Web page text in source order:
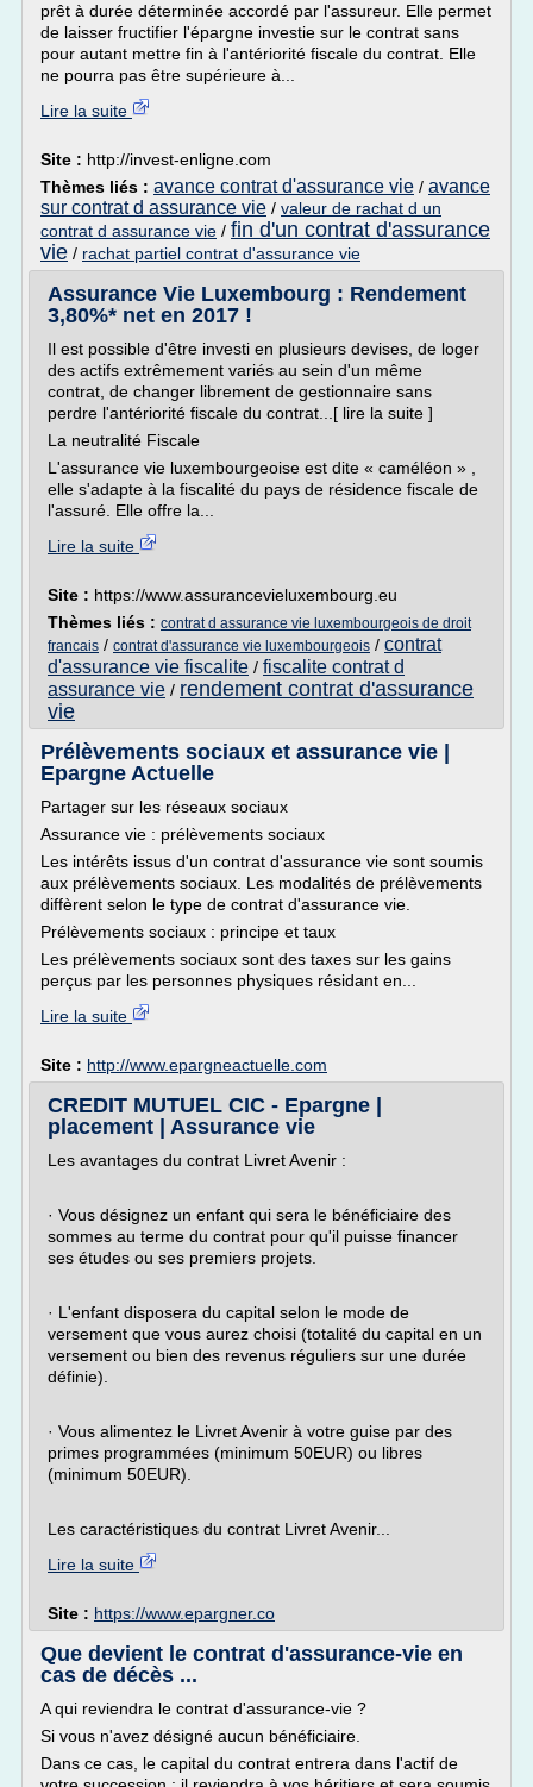
prêt à durée déterminée accordé par l'assureur. Elle permet
de laisser fructifier l'épargne investie sur le contrat sans
pour autant mettre fin à l'antériorité fiscale du contrat. Elle
ne pourra pas être supérieure à...
Lire la suite
Site : http://invest-enligne.com
Thèmes liés : avance contrat d'assurance vie / avance
sur contrat d assurance vie / valeur de rachat d un
contrat d assurance vie / fin d'un contrat d'assurance
vie / rachat partiel contrat d'assurance vie
Assurance Vie Luxembourg : Rendement
3,80%* net en 2017 !
Il est possible d'être investi en plusieurs devises, de loger
des actifs extrêmement variés au sein d'un même
contrat, de changer librement de gestionnaire sans
perdre l'antériorité fiscale du contrat...[ lire la suite ]
La neutralité Fiscale
L'assurance vie luxembourgeoise est dite « caméléon » ,
elle s'adapte à la fiscalité du pays de résidence fiscale de
l'assuré. Elle offre la...
Lire la suite
Site : https://www.assurancevieluxembourg.eu
Thèmes liés : contrat d assurance vie luxembourgeois de droit
francais / contrat d'assurance vie luxembourgeois / contrat
d'assurance vie fiscalite / fiscalite contrat d
assurance vie / rendement contrat d'assurance
vie
Prélèvements sociaux et assurance vie |
Epargne Actuelle
Partager sur les réseaux sociaux
Assurance vie : prélèvements sociaux
Les intérêts issus d'un contrat d'assurance vie sont soumis
aux prélèvements sociaux. Les modalités de prélèvements
diffèrent selon le type de contrat d'assurance vie.
Prélèvements sociaux : principe et taux
Les prélèvements sociaux sont des taxes sur les gains
perçus par les personnes physiques résidant en...
Lire la suite
Site : http://www.epargneactuelle.com
CREDIT MUTUEL CIC - Epargne |
placement | Assurance vie
Les avantages du contrat Livret Avenir :
· Vous désignez un enfant qui sera le bénéficiaire des
sommes au terme du contrat pour qu'il puisse financer
ses études ou ses premiers projets.
· L'enfant disposera du capital selon le mode de
versement que vous aurez choisi (totalité du capital en un
versement ou bien des revenus réguliers sur une durée
définie).
· Vous alimentez le Livret Avenir à votre guise par des
primes programmées (minimum 50EUR) ou libres
(minimum 50EUR).
Les caractéristiques du contrat Livret Avenir...
Lire la suite
Site : https://www.epargner.co
Que devient le contrat d'assurance-vie en
cas de décès ...
A qui reviendra le contrat d'assurance-vie ?
Si vous n'avez désigné aucun bénéficiaire.
Dans ce cas, le capital du contrat entrera dans l'actif de